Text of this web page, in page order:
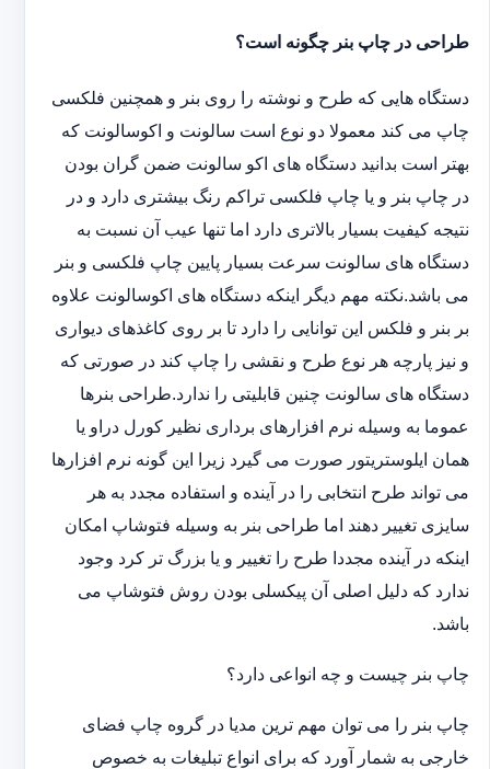
طراحی در چاپ بنر چگونه است؟
دستگاه هایی که طرح و نوشته را روی بنر و همچنین فلکسی
چاپ می کند معمولا دو نوع است سالونت و اکوسالونت که
بهتر است بدانید دستگاه های اکو سالونت ضمن گران بودن
در چاپ بنر و یا چاپ فلکسی تراکم رنگ بیشتری دارد و در
نتیجه کیفیت بسیار بالاتری دارد اما تنها عیب آن نسبت به
دستگاه های سالونت سرعت بسیار پایین چاپ فلکسی و بنر
می باشد.نکته مهم دیگر اینکه دستگاه های اکوسالونت علاوه
بر بنر و فلکس این توانایی را دارد تا بر روی کاغذهای دیواری
و نیز پارچه هر نوع طرح و نقشی را چاپ کند در صورتی که
دستگاه های سالونت چنین قابلیتی را ندارد.طراحی بنرها
عموما به وسیله نرم افزارهای برداری نظیر کورل دراو یا
همان ایلوستریتور صورت می گیرد زیرا این گونه نرم افزارها
می تواند طرح انتخابی را در آینده و استفاده مجدد به هر
سایزی تغییر دهند اما طراحی بنر به وسیله فتوشاپ امکان
اینکه در آینده مجددا طرح را تغییر و یا بزرگ تر کرد وجود
ندارد که دلیل اصلی آن پیکسلی بودن روش فتوشاپ می
باشد.
چاپ بنر چیست و چه انواعی دارد؟
چاپ بنر را می توان مهم ترین مدیا در گروه چاپ فضای
خارجی به شمار آورد که برای انواع تبلیغات به خصوص